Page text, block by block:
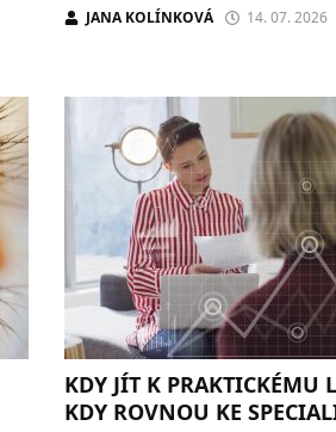
JANA KOLÍNKOVÁ 14. 07. 2026
KDY JÍT K PRAKTICKÉMU
KDY ROVNOU KE